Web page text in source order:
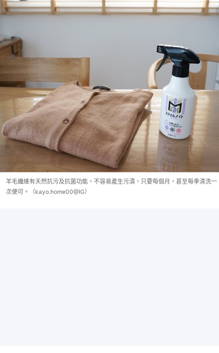
羊毛纖維有天然抗污及抗菌功能，不容易產生污漬，只要每個月，甚至每季清洗一
次便可。（kayo.home00@IG）